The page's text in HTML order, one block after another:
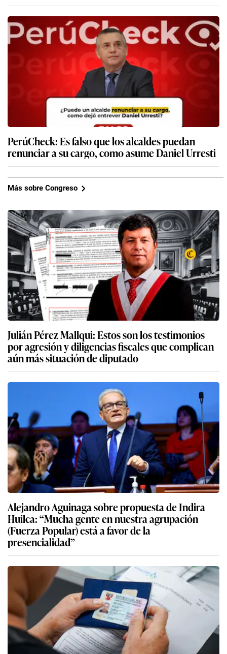
PerúCheck: Es falso que los alcaldes puedan
renunciar a su cargo, como asume Daniel Urresti
Más sobre Congreso
Julián Pérez Mallqui: Estos son los testimonios
por agresión y diligencias fiscales que complican
aún más situación de diputado
Alejandro Aguinaga sobre propuesta de Indira
Huilca: “Mucha gente en nuestra agrupación
(Fuerza Popular) está a favor de la
presencialidad”